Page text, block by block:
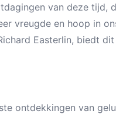
van deze tijd,
vreugde en hoop in
Easterlin, biedt
ontdekkingen van